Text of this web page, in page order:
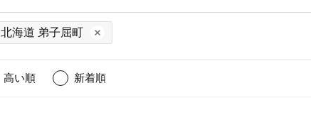
北海道 弟子屈町
高い順
新着順